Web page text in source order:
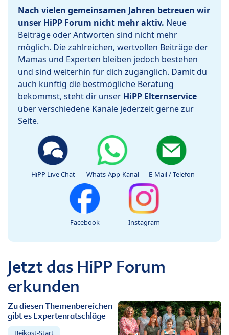
Nach vielen gemeinsamen Jahren betreuen wir
unser HiPP Forum nicht mehr aktiv. Neue
Beiträge oder Antworten sind nicht mehr
möglich. Die zahlreichen, wertvollen Beiträge der
Mamas und Experten bleiben jedoch bestehen
und sind weiterhin für dich zugänglich. Damit du
auch künftig die bestmögliche Beratung
bekommst, steht dir unser HiPP Elternservice
über verschiedene Kanäle jederzeit gerne zur
Seite.
HiPP Live Chat Whats-App-Kanal E-Mail / Telefon
Facebook Instagram
Jetzt das HiPP Forum
erkunden
Zu diesen Themenbereichen
gibt es Expertenratschläge
Beikost-Start